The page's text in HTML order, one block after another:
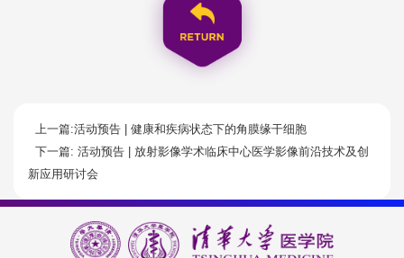
上一篇:活动预告 | 健康和疾病状态下的角膜缘干细胞
下一篇: 活动预告 | 放射影像学术临床中心医学影像前沿技术及创
新应用研讨会